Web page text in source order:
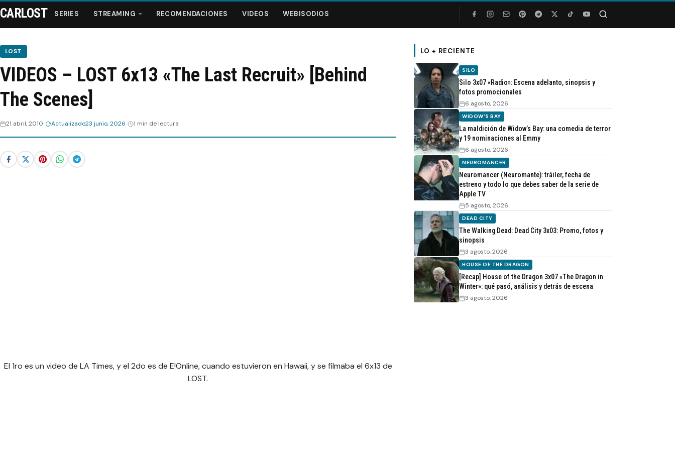
Series
Streaming
Videos
CARLOST SERIES STREAMING RECOMENDACIONES VIDEOS WEBISODIOS
LOST
VIDEOS – LOST 6x13 «The Last Recruit» [Behind
The Scenes]
21 abril, 2010 Actualizado23 junio, 2026 1 min de lectura
El 1ro es un video de LA Times, y el 2do es de E!Online, cuando estuvieron en Hawaii, y se filmaba el 6x13 de
LOST.
LO + RECIENTE
SILO
Silo 3x07 «Radio»: Escena adelanto, sinopsis y
fotos promocionales
6 agosto, 2026
WIDOW'S BAY
La maldición de Widow’s Bay: una comedia de terror
y 19 nominaciones al Emmy
6 agosto, 2026
NEUROMANCER
Neuromancer (Neuromante): tráiler, fecha de
estreno y todo lo que debes saber de la serie de
Apple TV
5 agosto, 2026
DEAD CITY
The Walking Dead: Dead City 3x03: Promo, fotos y
sinopsis
3 agosto, 2026
HOUSE OF THE DRAGON
[Recap] House of the Dragon 3x07 «The Dragon in
Winter»: qué pasó, análisis y detrás de escena
3 agosto, 2026